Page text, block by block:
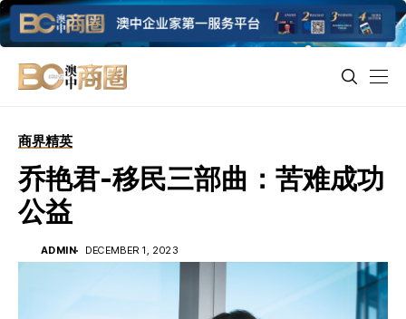
商界精英
乔艳君-移民三部曲：苦难成功
公益
ADMIN DECEMBER 1, 2023